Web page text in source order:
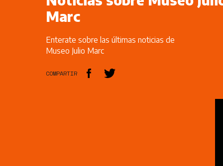
Marc
Enterate sobre las últimas noticias de
Museo Julio Marc
COMPARTIR